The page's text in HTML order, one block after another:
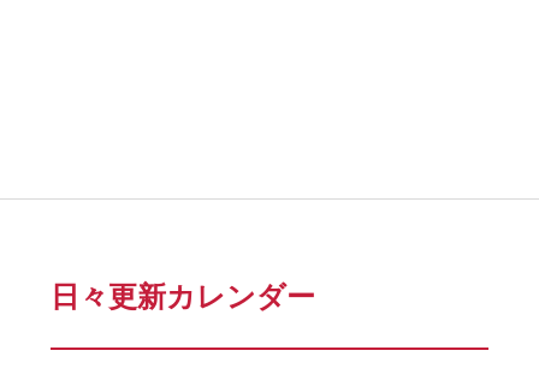
日々更新カレンダー